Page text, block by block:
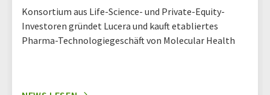
Konsortium aus Life-Science- und Private-Equity-
Investoren gründet Lucera und kauft etabliertes
Pharma-Technologiegeschäft von Molecular Health